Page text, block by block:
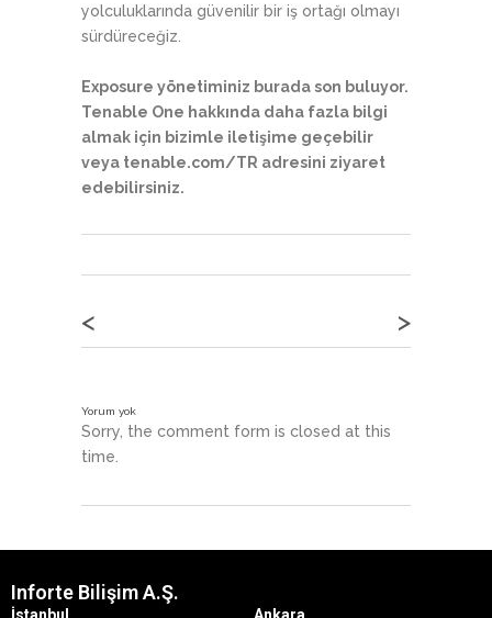
yolculuklarında güvenilir bir iş ortağı olmayı
sürdüreceğiz.
Exposure yönetiminiz burada son buluyor.
Tenable One hakkında daha fazla bilgi
almak için bizimle iletişime geçebilir
veya tenable.com/TR adresini ziyaret
edebilirsiniz.
< >
Yorum yok
Sorry, the comment form is closed at this
time.
Inforte Bilişim A.Ş.
İstanbul Ankara